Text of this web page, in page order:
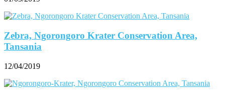
Zebra, Ngorongoro Krater Conservation Area,
Tansania
12/04/2019